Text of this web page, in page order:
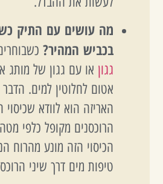
מה עושים עם התיק
בכביש המהיר?
גגון או עם גגון של מותג
אטום לחלוטין למים.
האריזה הוא לוודא
הרוכסנים מקופל כלפי
הכיסוי הזה מונע מהרוח
טיפות מים דרך שיני